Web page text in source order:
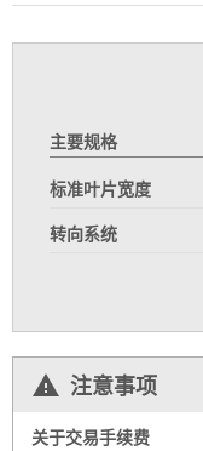
主要规格
标准叶片宽度
转向系统
注意事项
关于交易手续费